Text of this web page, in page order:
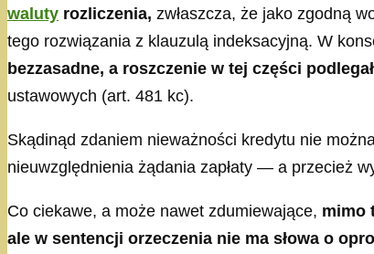
waluty rozliczenia, zwłaszcza, że jako zgodną
tego rozwiązania z klauzulą indeksacyjną. W
bezzasadne, a roszczenie w tej części
ustawowych (art. 481 kc).
Skądinąd zdaniem nieważności kredytu nie
nieuwzględnienia żądania zapłaty — a przecież
Co ciekawe, a może nawet zdumiewające, mimo
ale w sentencji orzeczenia nie ma słowa o